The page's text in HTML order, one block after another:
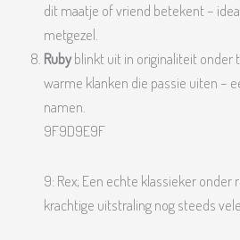
dit maatje of vriend betekent –
metgezel.
Rubyblinkt uit in originaliteit
warme klanken die passie uiten –
namen.
9F9D9E9F
9: Rex; Een echte klassieker
krachtige uitstraling nog steeds